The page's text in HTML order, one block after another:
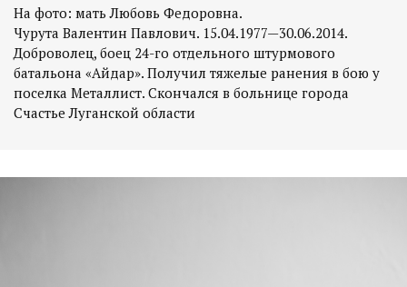
На фото: мать Любовь Федоровна.
Чурута Валентин Павлович. 15.04.1977—30.06.2014.
Доброволец, боец 24-го отдельного штурмового
батальона «Айдар». Получил тяжелые ранения в бою у
поселка Металлист. Скончался в больнице города